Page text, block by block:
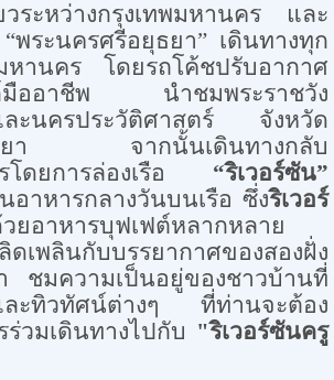
วระหว่างกรุงเทพมหานคร และ
“พระนครศรีอยุธยา” เดินทางทุก
หานคร โดยรถโค้ชปรับอากาศ
ก์มืออาชีพ นำชมพระราชวัง
นครประวัติศาสตร์ จังหวัด
ธยา จากนั้นเดินทางกลับ
รโดยการล่องเรือ “ริเวอร์ซัน”
อาหารกลางวันบนเรือ ซึ่งริเวอร์
ยอาหารบุฟเฟต์หลากหลาย
เพลินกับบรรยากาศของสองฝั่ง
ชมความเป็นอยู่ของชาวบ้านที่
ละทิวทัศน์ต่างๆ ที่ท่านจะต้อง
ร่วมเดินทางไปกับ "ริเวอร์ซันครู